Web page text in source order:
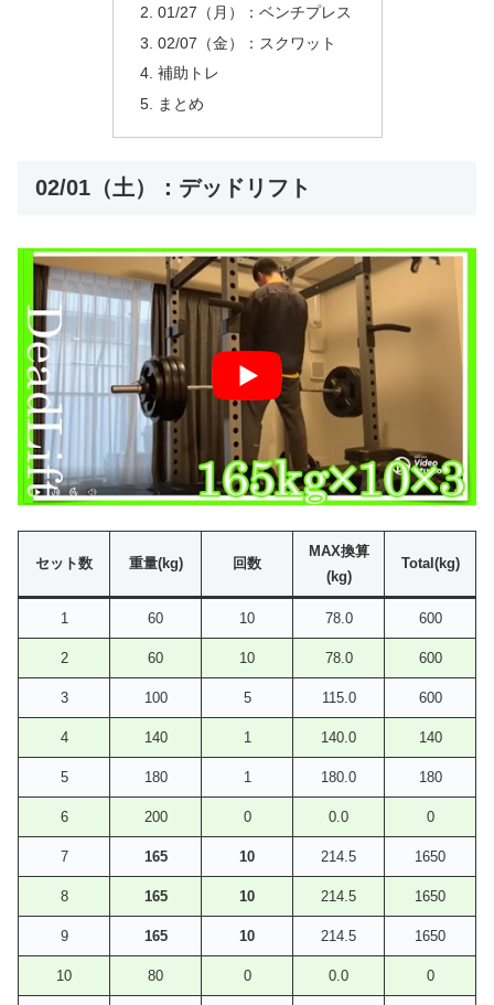
01/27（月）：ベンチプレス
02/07（金）：スクワット
補助トレ
まとめ
02/01（土）：デッドリフト
セット数 重量(kg) 回数
MAX換算
(kg)
Total(kg)
1 60 10 78.0 600
2 60 10 78.0 600
3 100 5 115.0 600
4 140 1 140.0 140
5 180 1 180.0 180
6 200 0 0.0 0
7 165 10 214.5 1650
8 165 10 214.5 1650
9 165 10 214.5 1650
10 80 0 0.0 0